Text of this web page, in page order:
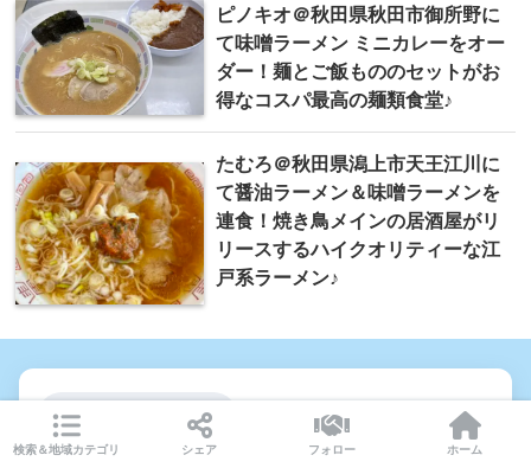
ピノキオ＠秋田県秋田市御所野に
て味噌ラーメン ミニカレーをオー
ダー！麺とご飯もののセットがお
得なコスパ最高の麺類食堂♪
たむろ＠秋田県潟上市天王江川に
て醤油ラーメン＆味噌ラーメンを
連食！焼き鳥メインの居酒屋がリ
リースするハイクオリティーな江
戸系ラーメン♪
この記事を書いた人
検索＆地域カテゴリ シェア フォロー ホーム